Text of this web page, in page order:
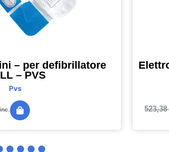
– per defibrillatore
– PVS
Pvs
523,38